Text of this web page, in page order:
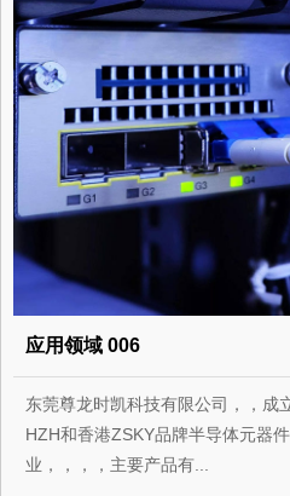
应用领域 006
东莞尊龙时凯科技有限公司，，
HZH和香港ZSKY品牌半导体元器件
业，，，，主要产品有...